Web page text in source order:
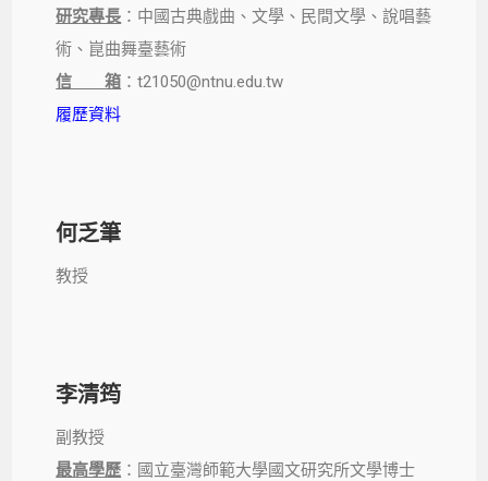
研究專長 ：中國古典戲曲、文學、民間文學、說唱藝
術、崑曲舞臺藝術
信 箱 ：t21050@ntnu.edu.tw
履歷資料
何乏筆
教授
李清筠
副教授
最高學歷 ：國立臺灣師範大學國文研究所文學博士